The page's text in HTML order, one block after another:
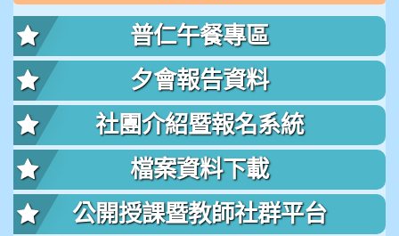
普仁午餐專區
夕會報告資料
社團介紹暨報名系統
檔案資料下載
公開授課暨教師社群平台